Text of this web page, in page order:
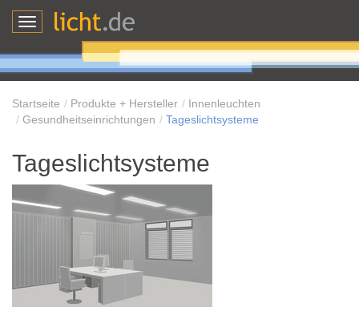
Toggle
Startseite Produkte + Hersteller
Innenleuchten
Gesundheitseinrichtungen
Tageslichtsysteme
Tageslichtsysteme